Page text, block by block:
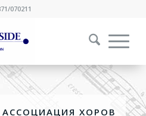
070211
ХОРОВ